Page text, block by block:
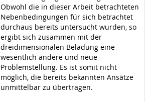
Obwohl die in dieser Arbeit betrachteten
Nebenbedingungen für sich betrachtet
durchaus bereits untersucht wurden, so
ergibt sich zusammen mit der
dreidimensionalen Beladung eine
wesentlich andere und neue
Problemstellung. Es ist somit nicht
möglich, die bereits bekannten Ansätze
unmittelbar zu übertragen.